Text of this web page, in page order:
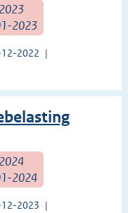
2023
2022
2024
2023